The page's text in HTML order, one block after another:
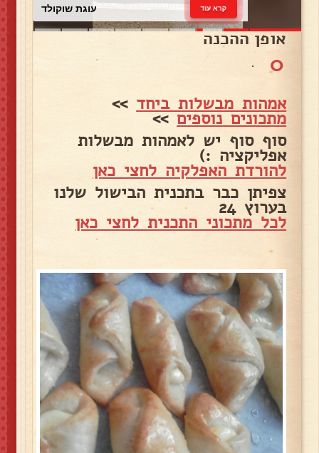
עוגת שוקולד קרא עוד
אופן ההכנה
0
.
אמהות מבשלות ביחד >>
מתכונים נוספים>>
סוף סוף יש לאמהות מבשלות
אפליקציה :)
להורדת האפלקיה לחצי כאן
צפיתן כבר בתכנית הבישול שלנו
בערוץ 24
לכל מתכוני התכנית לחצי כאן